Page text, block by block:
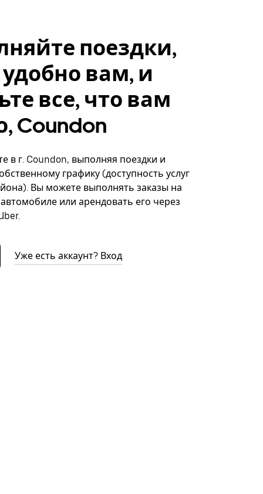
поездки,
удобно вам, и
все, что вам
Coundon
в г. Coundon, выполняя поездки и
графику (доступность услуг
Вы можете выполнять заказы на
или арендовать его через
Уже есть аккаунт? Вход